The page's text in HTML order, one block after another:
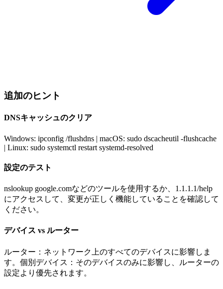
追加のヒント
DNSキャッシュのクリア
Windows: ipconfig /flushdns | macOS: sudo dscacheutil -flushcache
| Linux: sudo systemctl restart systemd-resolved
設定のテスト
nslookup google.comなどのツールを使用するか、1.1.1.1/help
にアクセスして、変更が正しく機能していることを確認して
ください。
デバイス vs ルーター
ルーター：ネットワーク上のすべてのデバイスに影響しま
す。個別デバイス：そのデバイスのみに影響し、ルーターの
設定より優先されます。